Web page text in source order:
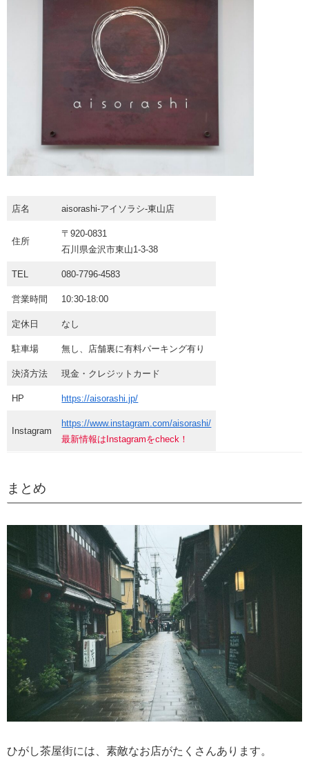
店名 aisorashi-アイソラシ-東⼭店
住所
〒920-0831
⽯川県⾦沢市東⼭1-3-38
TEL 080-7796-4583
営業時間 10:30-18:00
定休日 なし
駐車場 無し、店舗裏に有料パーキング有り
決済方法 現金・クレジットカード
HP https://aisorashi.jp/
Instagram
https://www.instagram.com/aisorashi/
最新情報はInstagramをcheck！
まとめ
ひがし茶屋街には、素敵なお店がたくさんあります。